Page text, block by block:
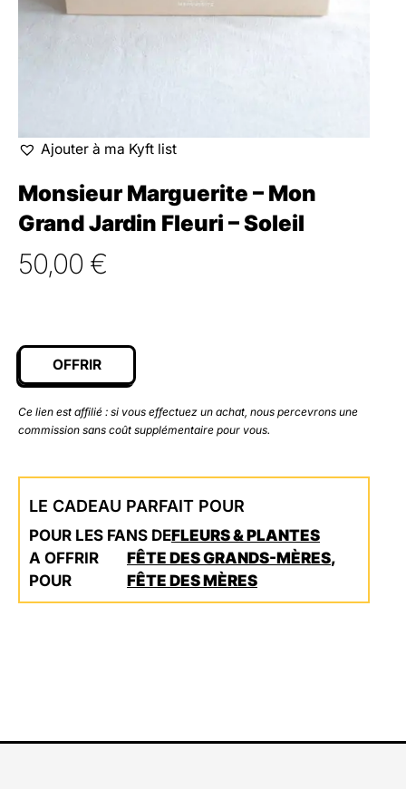
Ajouter à ma Kyft list
Monsieur Marguerite – Mon
Grand Jardin Fleuri – Soleil
50,00 €
OFFRIR
Ce lien est affilié : si vous effectuez un achat, nous percevrons une
commission sans coût supplémentaire pour vous.
LE CADEAU PARFAIT POUR
POUR LES FANS DEFLEURS & PLANTES
A OFFRIR
POUR
FÊTE DES GRANDS-MÈRES,
FÊTE DES MÈRES